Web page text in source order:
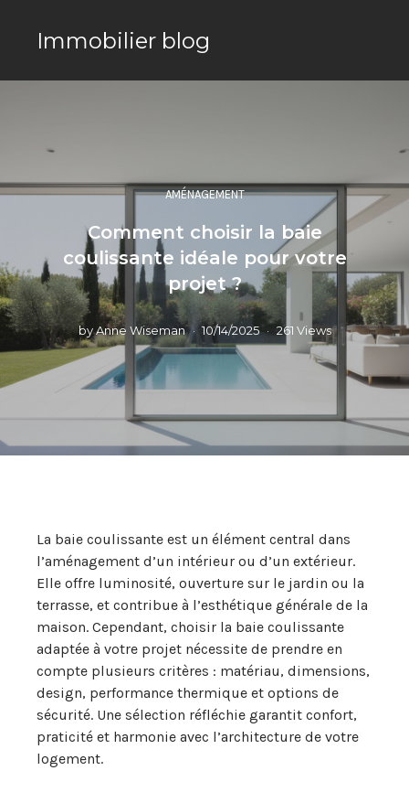
Immobilier blog
AMÉNAGEMENT
Comment choisir la baie
coulissante idéale pour votre
projet ?
byAnne Wiseman 10/14/2025 261 Views
La baie coulissante est un élément central dans
l’aménagement d’un intérieur ou d’un extérieur.
Elle offre luminosité, ouverture sur le jardin ou la
terrasse, et contribue à l’esthétique générale de la
maison. Cependant, choisir la baie coulissante
adaptée à votre projet nécessite de prendre en
compte plusieurs critères : matériau, dimensions,
design, performance thermique et options de
sécurité. Une sélection réfléchie garantit confort,
praticité et harmonie avec l’architecture de votre
logement.